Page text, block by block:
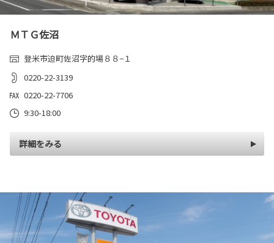
ＭＴＧ佐沼
登米市迫町佐沼字的場８８−１
0220-22-3139
0220-22-7706
9:30-18:00
詳細をみる